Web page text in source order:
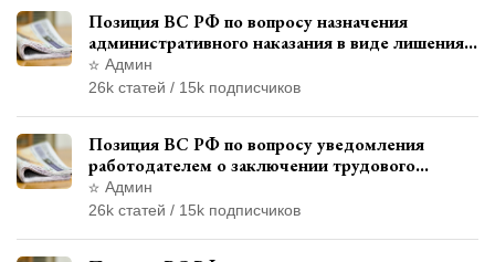
Позиция ВС РФ по вопросу назначения
административного наказания в виде лишения
права управления транспортными средствами
Админ
26k статей / 15k подписчиков
Позиция ВС РФ по вопросу уведомления
работодателем о заключении трудового
договора с бывшим государственным
служащим
Админ
26k статей / 15k подписчиков